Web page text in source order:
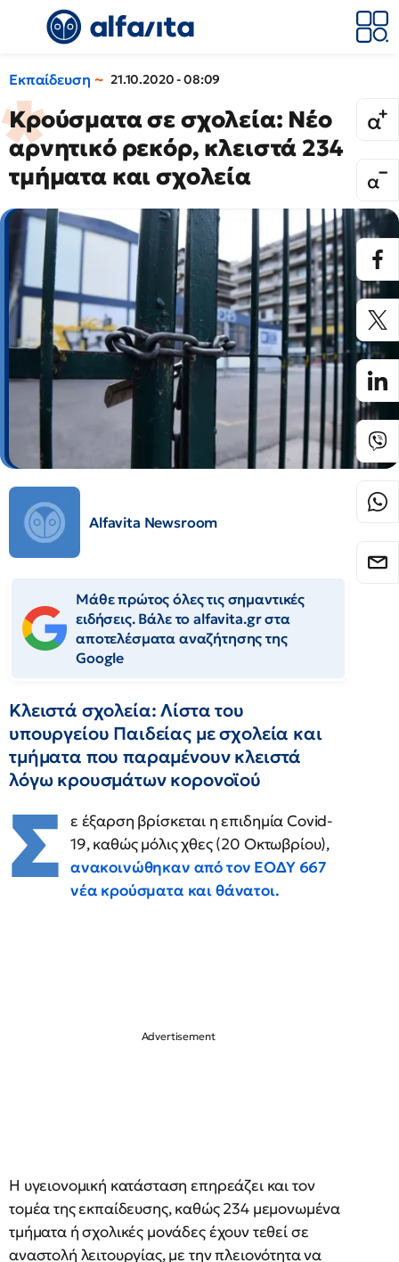
Εκπαίδευση 21.10.2020 - 08:09
Κρούσματα σε σχολεία: Νέο
αρνητικό ρεκόρ, κλειστά 234
τμήματα και σχολεία
Alfavita Newsroom
Μάθε πρώτος όλες τις σημαντικές
ειδήσεις. Βάλε το alfavita.gr στα
αποτελέσματα αναζήτησης της
Google
Κλειστά σχολεία: Λίστα του
υπουργείου Παιδείας με σχολεία και
τμήματα που παραμένουν κλειστά
λόγω κρουσμάτων κορονοϊού
Σ ε έξαρση βρίσκεται η επιδημία Covid-
19, καθώς μόλις χθες (20 Οκτωβρίου),
ανακοινώθηκαν από τον ΕΟΔΥ 667
νέα κρούσματα και θάνατοι.
Η υγειονομική κατάσταση επηρεάζει και τον
τομέα της εκπαίδευσης, καθώς 234 μεμονωμένα
τμήματα ή σχολικές μονάδες έχουν τεθεί σε
αναστολή λειτουργίας, με την πλειονότητα να